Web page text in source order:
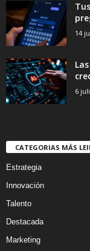
14
6
CATEGORIAS MÁS
Estrategia
Innovación
Talento
Destacada
Marketing